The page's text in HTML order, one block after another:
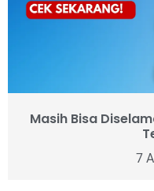
Masih Bisa
7